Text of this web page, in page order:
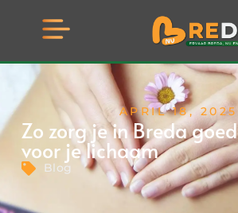
APRIL 18, 2025
Zo zorg je in Breda goed
voor je lichaam
Blog